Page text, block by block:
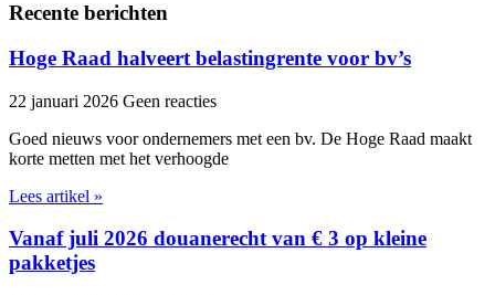
Recente berichten
Hoge Raad halveert belastingrente voor bv’s
22 januari 2026 Geen reacties
Goed nieuws voor ondernemers met een bv. De Hoge Raad maakt
korte metten met het verhoogde
Lees artikel »
Vanaf juli 2026 douanerecht van € 3 op kleine
pakketjes